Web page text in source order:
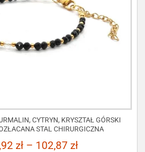
CYTRYN, KRYSZTAŁ GÓRSKI
STAL CHIRURGICZNA
zł – 102,87 zł